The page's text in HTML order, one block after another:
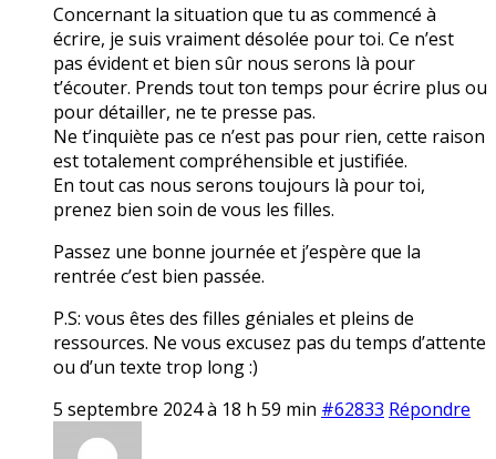
Concernant la situation que tu as commencé à
écrire, je suis vraiment désolée pour toi. Ce n’est
pas évident et bien sûr nous serons là pour
t’écouter. Prends tout ton temps pour écrire plus ou
pour détailler, ne te presse pas.
Ne t’inquiète pas ce n’est pas pour rien, cette raison
est totalement compréhensible et justifiée.
En tout cas nous serons toujours là pour toi,
prenez bien soin de vous les filles.
Passez une bonne journée et j’espère que la
rentrée c’est bien passée.
P.S: vous êtes des filles géniales et pleins de
ressources. Ne vous excusez pas du temps d’attente
ou d’un texte trop long :)
5 septembre 2024 à 18 h 59 min #62833 Répondre